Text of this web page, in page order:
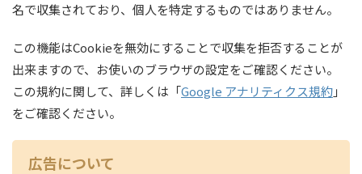
名で収集されており、個人を特定するものではありません。
この機能はCookieを無効にすることで収集を拒否することが
出来ますので、お使いのブラウザの設定をご確認ください。
この規約に関して、詳しくは「Google アナリティクス規約」
をご確認ください。
広告について